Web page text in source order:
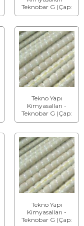
Teknobar G (Çap:
16 mm) (Boy: 2 m)
Çubuk
Tekno Yapı
Kimyasalları -
Teknobar G (Çap:
28 mm) (Boy: 2 m)
Çubuk
Tekno Yapı
Kimyasalları -
Teknobar G (Çap: